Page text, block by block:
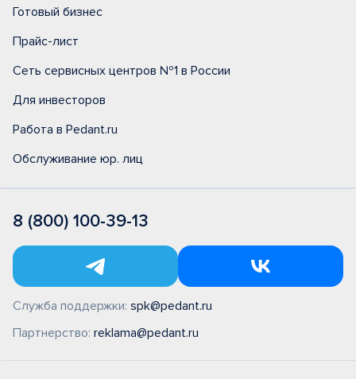
Готовый бизнес
Прайс-лист
Сеть сервисных центров №1 в России
Для инвесторов
Работа в Pedant.ru
Обслуживание юр. лиц
8 (800) 100-39-13
Служба поддержки: spk@pedant.ru
Партнерство: reklama@pedant.ru